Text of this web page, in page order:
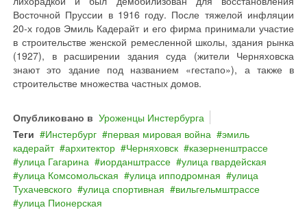
Восточной Пруссии в 1916 году. После тяжелой инфляции
20-х годов Эмиль Кадерайт и его фирма принимали участие
в строительстве женской ремесленной школы, здания рынка
(1927), в расширении здания суда (жители Черняховска
знают это здание под названием «гестапо»), а также в
строительстве множества частных домов.
Опубликовано в Уроженцы Инстербурга
Теги
Инстербург первая мировая война
эмиль
кадерайт
архитектор Черняховск
казерненштрассе
улица Гагарина
иорданштрассе
улица гвардейская
улица Комсомольская
улица ипподромная
улица
Тухачевского
улица спортивная
вильгельмштрассе
улица Пионерская